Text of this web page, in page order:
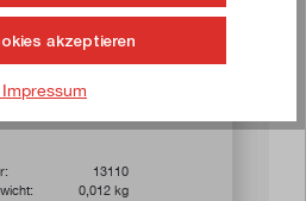
Bewertung von 4.7 von
13110
0,012 kg
akzeptieren